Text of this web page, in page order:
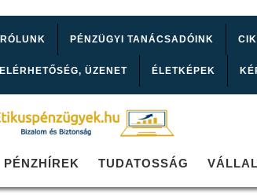
RÓLUNK PÉNZÜGYI TANÁCSADÓINK
ELÉRHETŐSÉG, ÜZENET ÉLETKÉPEK
PÉNZHÍREK TUDATOSSÁG